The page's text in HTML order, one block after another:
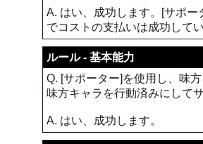
A. はい、成功します。[サポ
でコストの支払いは成功してい
ルール - 基本能力
Q. [サポーター]を使用し、味
味方キャラを行動済みにして
A. はい、成功します。